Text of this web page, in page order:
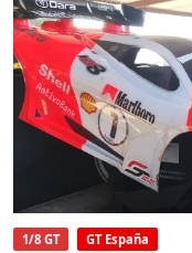
1/8 GT GT España